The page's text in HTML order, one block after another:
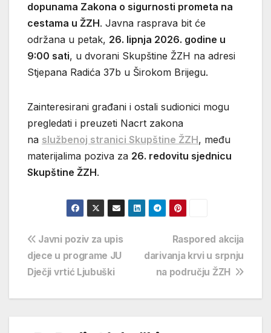
dopunama Zakona o sigurnosti prometa na
cestama u ŽZH. Javna rasprava bit će
održana u petak, 26. lipnja 2026. godine u
9:00 sati, u dvorani Skupštine ŽZH na adresi
Stjepana Radića 37b u Širokom Brijegu.
Zainteresirani građani i ostali sudionici mogu
pregledati i preuzeti Nacrt zakona
na službenoj stranici Skupštine ŽZH, među
materijalima poziva za 26. redovitu sjednicu
Skupštine ŽZH.
Navigacija
objava
Raspored akcija
darivanja krvi u srpnju
na području ŽZH
Javni poziv za upis
djece u programe JU
Dječji vrtić Ljubuški